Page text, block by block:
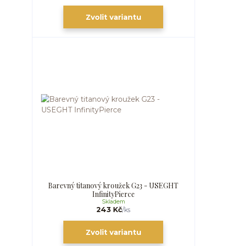
Zvolit variantu
Barevný titanový kroužek G23 - USEGHT
InfinityPierce
243 Kč/ks
Skladem
Zvolit variantu